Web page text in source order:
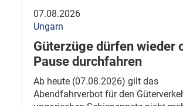
07.08.2026
Ungarn
Güterzüge dürfen wieder
Pause durchfahren
Ab heute (07.08.2026) gilt das
Abendfahrverbot für den